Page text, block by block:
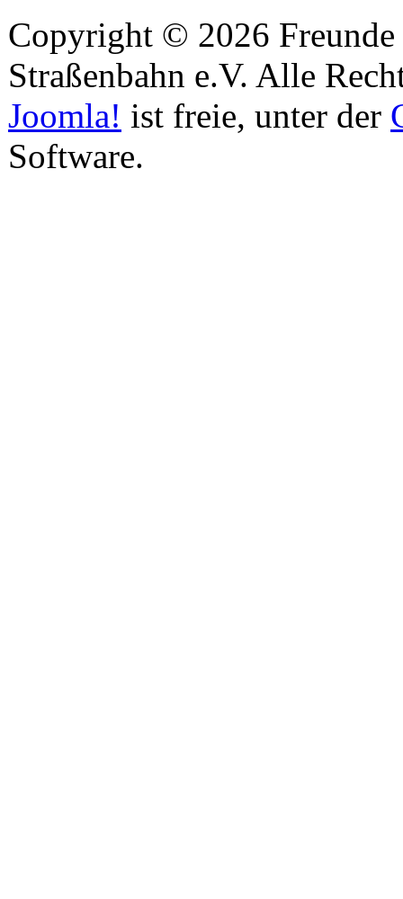
Copyright © 2026
Straßenbahn e.V. Alle
Joomla! ist freie, unter der
Software.